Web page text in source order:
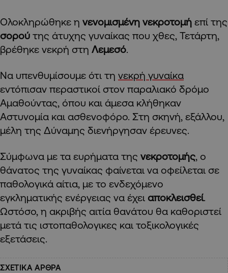
Ολοκληρώθηκε η νενομισμένη νεκροτομή επί της
σορού της άτυχης γυναίκας που χθες, Τετάρτη,
βρέθηκε νεκρή στη Λεμεσό.
Να υπενθυμίσουμε ότι τη νεκρή γυναίκα
εντόπισαν περαστικοί στον παραλιακό δρόμο
Αμαθούντας, όπου και άμεσα κλήθηκαν
Αστυνομία και ασθενοφόρο. Στη σκηνή, εξάλλου,
μέλη της Δύναμης διενήργησαν έρευνες.
Σύμφωνα με τα ευρήματα της νεκροτομής, ο
θάνατος της γυναίκας φαίνεται να οφείλεται σε
παθολογικά αίτια, με το ενδεχόμενο
εγκληματικής ενέργειας να έχει αποκλεισθεί.
Ωστόσο, η ακριβής αιτία θανάτου θα καθοριστεί
μετά τις ιστοπαθολογικες και τοξικολογικές
εξετάσεις.
ΣΧΕΤΙΚΑ ΑΡΘΡΑ